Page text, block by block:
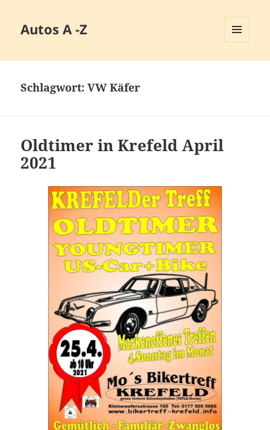
Autos A -Z
Schlagwort:VW Käfer
Oldtimer in Krefeld April
2021